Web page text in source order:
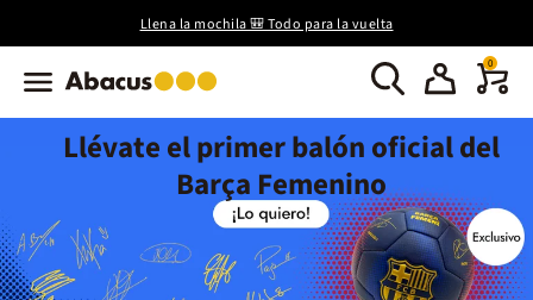
Llena la mochila 🎒 Todo para la vuelta
0
Llévate el primer balón oficial del
Barça Femenino